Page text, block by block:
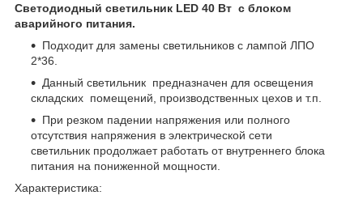
Светодиодный светильник LED 40 Вт с блоком
аварийного питания.
Подходит для замены светильников с лампой ЛПО
2*36.
Данный светильник предназначен для освещения
складских помещений, производственных цехов и т.п.
При резком падении напряжения или полного
отсутствия напряжения в электрической сети
светильник продолжает работать от внутреннего блока
питания на пониженной мощности.
Характеристика: